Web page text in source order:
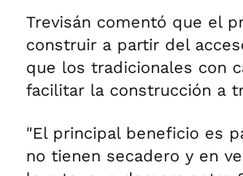
Trevisán comentó que el
construir a partir del
que los tradicionales con
facilitar la construcción a
"El principal beneficio es
no tienen secadero y en